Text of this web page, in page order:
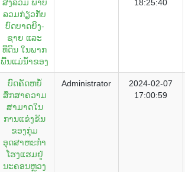
ສັງລວມ ພາບ
ລວມກ່ຽວກັບ
ບົດບາດຍິງ-
ຊາຍ ແລະ
ທີ່ດິນ ໃນພາກ
ພື້ນແມ່ນ້ຳຂອງ
18:25:40
ບົດຄັດຫຍໍ້
ສຶກສາຄວາມ
ສາມາດໃນ
ການແຂ່ງຂັນ
ຂອງກຸ່ມ
ອຸດສາຫະກຳ
ໂຮງແຮມຢູ່
ນະຄອນຫຼວງ
Administrator
2024-02-07
17:00:59